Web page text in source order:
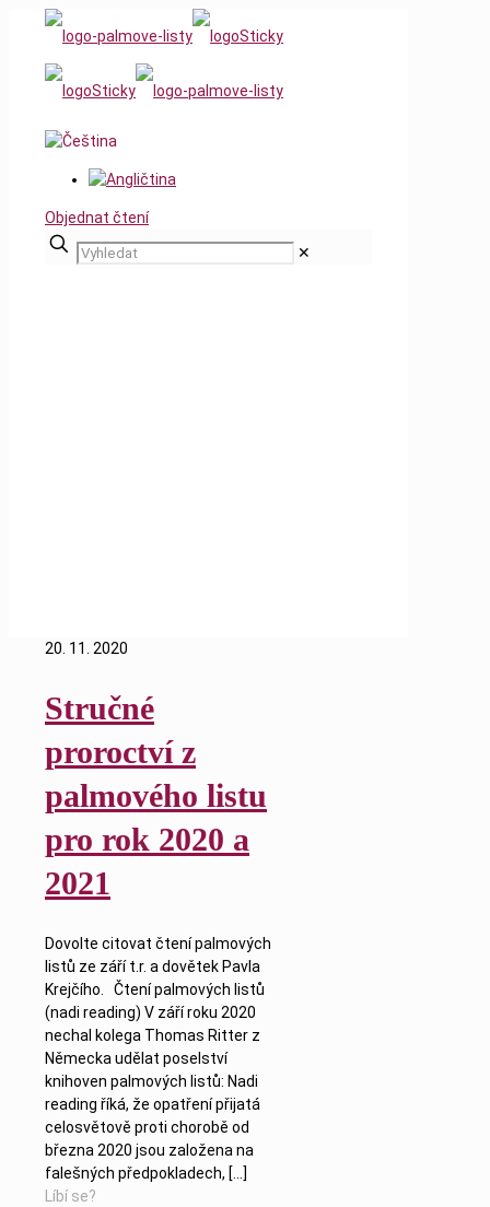
Objednat čtení
✕
20. 11. 2020
Stručné
proroctví z
palmového listu
pro rok 2020 a
2021
Dovolte citovat čtení palmových
listů ze září t.r. a dovětek Pavla
Krejčího. Čtení palmových listů
(nadi reading) V září roku 2020
nechal kolega Thomas Ritter z
Německa udělat poselství
knihoven palmových listů: Nadi
reading říká, že opatření přijatá
celosvětově proti chorobě od
března 2020 jsou založena na
falešných předpokladech, […]
Líbí se?